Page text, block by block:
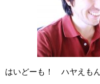
はいどーも！ ハヤえもん